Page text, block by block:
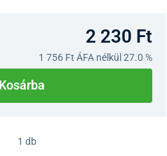
2 230 Ft
1 756 Ft ÁFA nélkül 27.0 %
Kosárba
1 db